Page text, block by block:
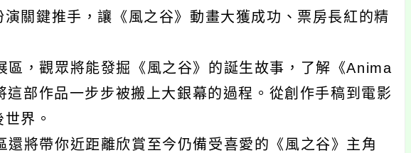
關鍵推手，讓《風之谷》動畫大獲成功、票房長紅的精
，觀眾將能發掘《風之谷》的誕生故事，了解《Anima
部作品一步步被搬上大銀幕的過程。從創作手稿到電影
界。
將帶你近距離欣賞至今仍備受喜愛的《風之谷》主角